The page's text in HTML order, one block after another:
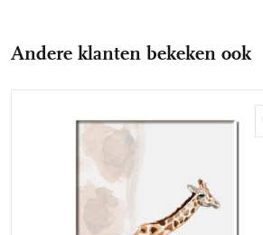
Andere klanten bekeken ook